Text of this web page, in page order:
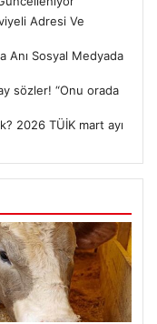
Adresi Ve
Anı Sosyal Medyada
sözler! “Onu orada
2026 TÜİK mart ayı